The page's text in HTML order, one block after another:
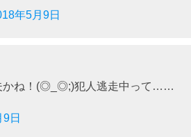
年5月9日
かね！(◎_◎;)犯人逃走中って……
日